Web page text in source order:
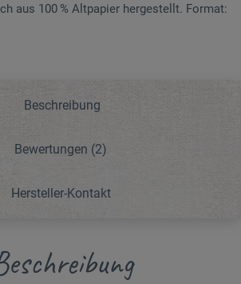
aus 100 % Altpapier hergestellt. Format:
Beschreibung
Bewertungen (2)
Hersteller-Kontakt